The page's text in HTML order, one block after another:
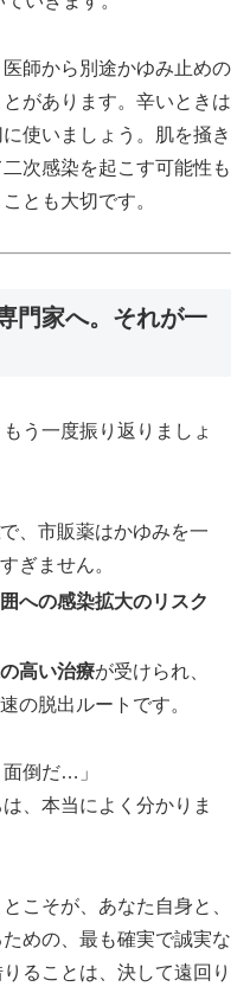
師から別途かゆみ止めの
があります。辛いときは
使いましょう。肌を掻き
次感染を起こす可能性も
とも大切です。
門家へ。それが一
う一度振り返りましょ
で、市販薬はかゆみを一
ぎません。
への感染拡大のリスク
高い治療が受けられ、
の脱出ルートです。
倒だ…」
、本当によく分かりま
こそが、あなた自身と、
めの、最も確実で誠実な
ることは、決して遠回り